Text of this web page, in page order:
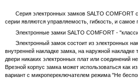
Серия электронных замков SALTO COMFORT
серии являются управляемость, гибкость, и самое
Электронные замки SALTO COMFORT -
Электронный замок состоит из электронных
внутренней накладке замка, на наружной
двери никаких электронных плат или соединений
Врезной корпус замка может использоваться как
вариант с микропереключателем режима "Не